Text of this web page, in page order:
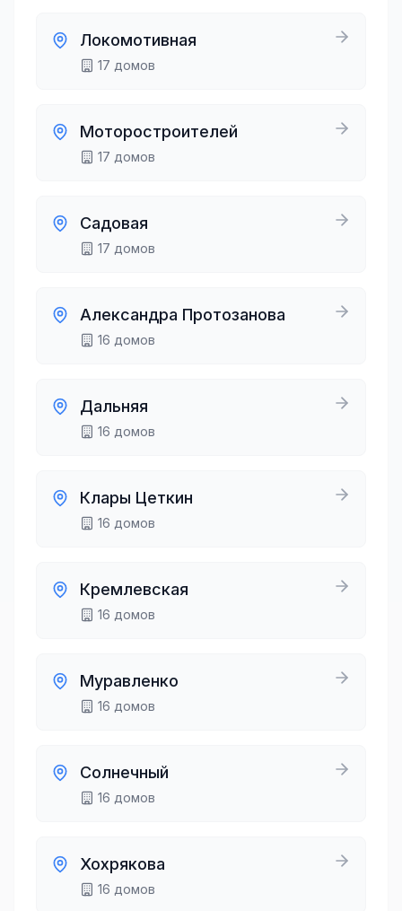
Локомотивная
17 домов
Моторостроителей
17 домов
Садовая
17 домов
Александра Протозанова
16 домов
Дальняя
16 домов
Клары Цеткин
16 домов
Кремлевская
16 домов
Муравленко
16 домов
Солнечный
16 домов
Хохрякова
16 домов